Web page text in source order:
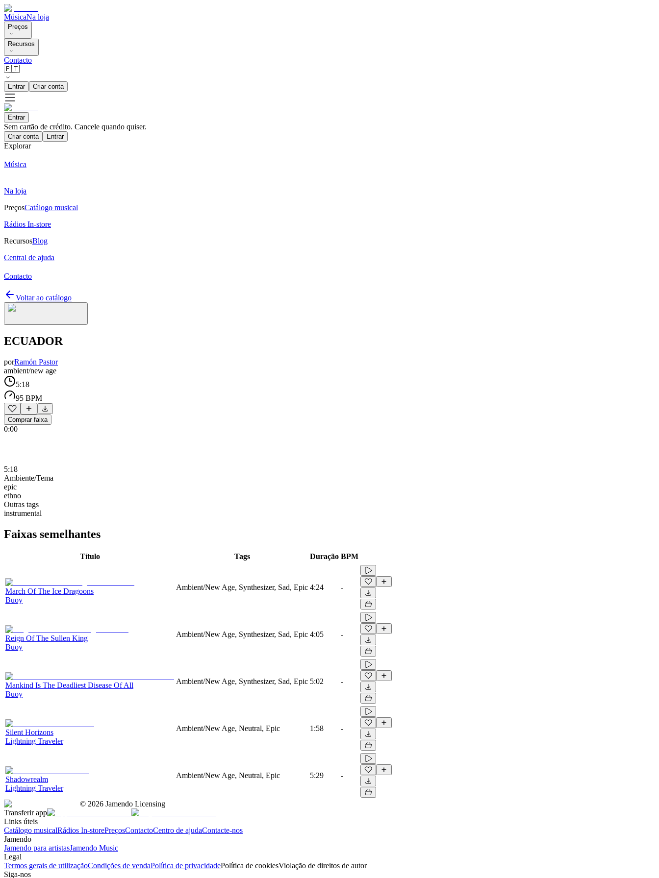
MúsicaNa loja
Preços
Recursos
Contacto
🇵🇹
Entrar Criar conta
Entrar
Sem cartão de crédito. Cancele quando quiser.
Criar conta Entrar
Explorar
Música
Na loja
PreçosCatálogo musical
Rádios In-store
RecursosBlog
Central de ajuda
Contacto
Voltar ao catálogo
ECUADOR
porRamón Pastor
ambient/new age
5:18
95 BPM
Comprar faixa
0:00
5:18
Ambiente/Tema
epic
ethno
Outras tags
instrumental
Faixas semelhantes
Título Tags Duração BPM
March Of The Ice Dragoons
Buoy
Ambient/New Age, Synthesizer, Sad, Epic 4:24 -
Reign Of The Sullen King
Buoy
Ambient/New Age, Synthesizer, Sad, Epic 4:05 -
Mankind Is The Deadliest Disease Of All
Buoy
Ambient/New Age, Synthesizer, Sad, Epic 5:02 -
Silent Horizons
Lightning Traveler
Ambient/New Age, Neutral, Epic 1:58 -
Shadowrealm
Lightning Traveler
Ambient/New Age, Neutral, Epic 5:29 -
© 2026 Jamendo Licensing
Transferir app
Links úteis
Catálogo musicalRádios In-storePreçosContactoCentro de ajudaContacte-nos
Jamendo
Jamendo para artistasJamendo Music
Legal
Termos gerais de utilizaçãoCondições de vendaPolítica de privacidadePolítica de cookiesViolação de direitos de autor
Siga-nos